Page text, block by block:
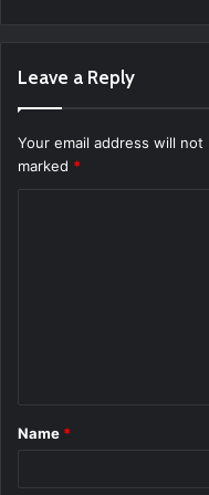
Leave a Reply
Your email address will not
marked *
*
Name *